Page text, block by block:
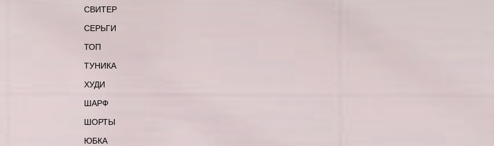
СВИТЕР
СЕРЬГИ
ТОП
ТУНИКА
ХУДИ
ШАРФ
ШОРТЫ
ЮБКА